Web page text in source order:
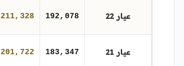
عيار 22 192,078
211,328
عيار 21 183,347
201,722